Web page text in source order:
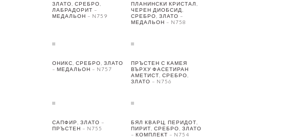
ЗЛАТО, СРЕБРО,
ЛАБРАДОРИТ –
МЕДАЛЬОН – N759
ПЛАНИНСКИ КРИСТАЛ,
ЧЕРЕН ДИОБСИД,
СРЕБРО, ЗЛАТО –
МЕДАЛЬОН – N758
ОНИКС, СРЕБРО, ЗЛАТО
– МЕДАЛЬОН – N757
ПРЪСТЕН С КАМЕЯ
ВЪРХУ ФАСЕТИРАН
АМЕТИСТ, СРЕБРО,
ЗЛАТО – N756
САПФИР, ЗЛАТО –
ПРЪСТЕН – N755
БЯЛ КВАРЦ, ПЕРИДОТ,
ПИРИТ, СРЕБРО, ЗЛАТО
– КОМПЛЕКТ – N754